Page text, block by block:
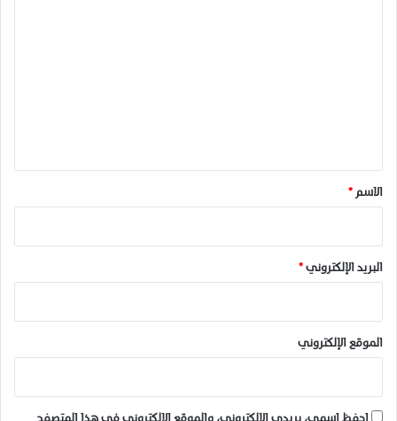
ل
ق
ن
*الاسم *
البريد الإلكتروني *
الموقع الإلكتروني
احفظ اسمي، بريدي الإلكتروني، والموقع الإلكتروني في هذا المتصفح